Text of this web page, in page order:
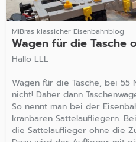
MiBras klassicher Eisenbahnblog
Wagen für die Tasche
Hallo LLL
Wagen für die Tasche, bei 55
nicht! Daher dann
So nennt man bei der
kranbaren Sattelaufliegern.
die Sattelauflieger ohne die